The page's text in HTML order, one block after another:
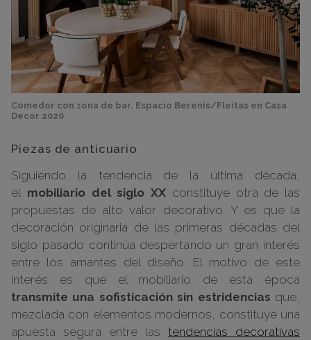
Comedor con zona de bar. Espacio Berenis/Fleitas en Casa
Decor 2020
Piezas de anticuario
Siguiendo la tendencia de la última década,
el mobiliario del siglo XX constituye otra de las
propuestas de alto valor decorativo. Y es que la
decoración originaria de las primeras décadas del
siglo pasado continúa despertando un gran interés
entre los amantes del diseño. El motivo de este
interés es que el mobiliario de esta época
transmite una sofisticación sin estridencias que,
mezclada con elementos modernos, constituye una
apuesta segura entre las tendencias decorativas